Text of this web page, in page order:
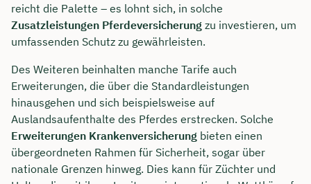
reicht die Palette – es lohnt sich, in solche
Zusatzleistungen Pferdeversicherung zu investieren, um
umfassenden Schutz zu gewährleisten.
Des Weiteren beinhalten manche Tarife auch
Erweiterungen, die über die Standardleistungen
hinausgehen und sich beispielsweise auf
Auslandsaufenthalte des Pferdes erstrecken. Solche
Erweiterungen Krankenversicherung bieten einen
übergeordneten Rahmen für Sicherheit, sogar über
nationale Grenzen hinweg. Dies kann für Züchter und